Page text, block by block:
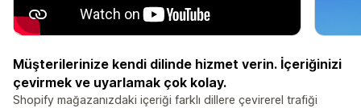
Müşterilerinize kendi dilinde hizmet verin. İçeriğinizi
çevirmek ve uyarlamak çok kolay.
Shopify mağazanızdaki içeriği farklı dillere çevirerel trafiği